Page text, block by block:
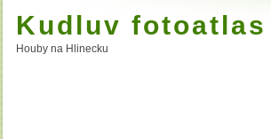
Kudluv fotoatlas
Houby na Hlinecku